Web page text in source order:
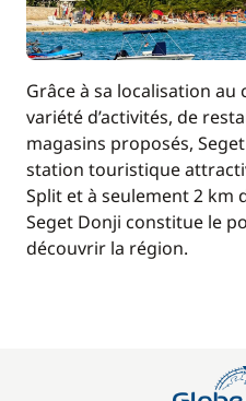
Grâce à sa localisation
variété d’activités, de
magasins proposés,
station touristique
Split et à seulement 2 km
Seget Donji constitue le
découvrir la région.